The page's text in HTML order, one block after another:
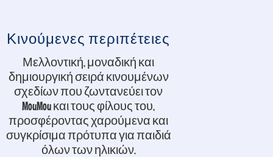
Κινούμενες περιπέτειες
Μελλοντική, μοναδική και
δημιουργική σειρά κινουμένων
σχεδίων που ζωντανεύει τον
MouMou και τους φίλους του,
προσφέροντας χαρούμενα και
συγκρίσιμα πρότυπα για παιδιά
όλων των ηλικιών.